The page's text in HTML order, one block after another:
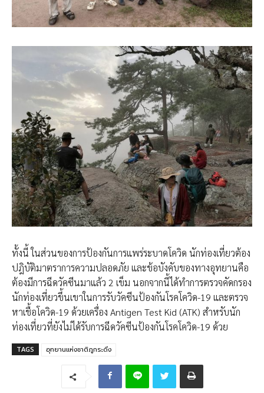
ทั้งนี้ ในส่วนของการป้องกันการแพร่ระบาดโควิด นักท่องเที่ยวต้อง
ปฎิบัติมาตราการความปลอดภัย และข้อบังคับของทางอุทยานคือ
ต้องมีการฉีดวัคซีนมาแล้ว 2 เข็ม นอกจากนี้ได้ทำการตรวจคัดกรอง
นักท่องเที่ยวขึ้นเขาในการรับวัคซีนป้องกันโรคโควิด-19 และตรวจ
หาเชื้อโควิด-19 ด้วยเครื่อง Antigen Test Kid (ATK) สำหรับนัก
ท่องเที่ยวที่ยังไม่ได้รับการฉีดวัคซีนป้องกันโรคโควิด-19 ด้วย
TAGS อุทยานแห่งชาติภูกระดึง